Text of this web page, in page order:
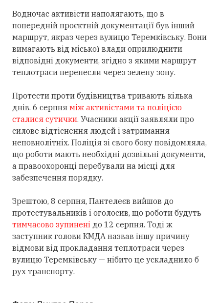
Водночас активісти наполягають, що в
попередній проєктній документації був інший
маршрут, якраз через вулицю Теремківську. Вони
вимагають від міської влади оприлюднити
відповідні документи, згідно з якими маршрут
теплотраси перенесли через зелену зону.
Протести проти будівництва тривають кілька
днів. 6 серпня між активістами та поліцією
сталися сутички. Учасники акції заявляли про
силове відтіснення людей і затримання
неповнолітніх. Поліція зі свого боку повідомляла,
що роботи мають необхідні дозвільні документи,
а правоохоронці перебували на місці для
забезпечення порядку.
Зрештою, 8 серпня, Пантелеєв вийшов до
протестувальників і оголосив, що роботи будуть
тимчасово зупинені до 12 серпня. Тоді ж
заступник голови КМДА назвав іншу причину
відмови від прокладання теплотраси через
вулицю Теремківську — нібито це ускладнило б
рух транспорту.